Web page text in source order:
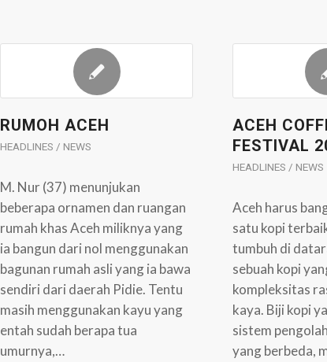
RUMOH ACEH
HEADLINES / NEWS
M. Nur (37) menunjukan
beberapa ornamen dan ruangan
rumah khas Aceh miliknya yang
ia bangun dari nol menggunakan
bagunan rumah asli yang ia bawa
sendiri dari daerah Pidie. Tentu
masih menggunakan kayu yang
entah sudah berapa tua
umurnya,…
ACEH
FESTIVAL
HEADLINES / NEWS
Aceh harus
satu kopi
tumbuh di
sebuah kopi
kompleksitas
kaya. Biji kopi
sistem
yang berbeda,